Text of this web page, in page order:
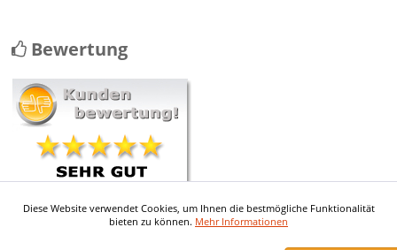
Bewertung
mehr ...
Diese Website verwendet Cookies, um Ihnen die bestmögliche Funktionalität
bieten zu können. Mehr Informationen